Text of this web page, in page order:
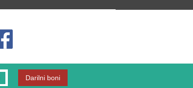
Darilni boni